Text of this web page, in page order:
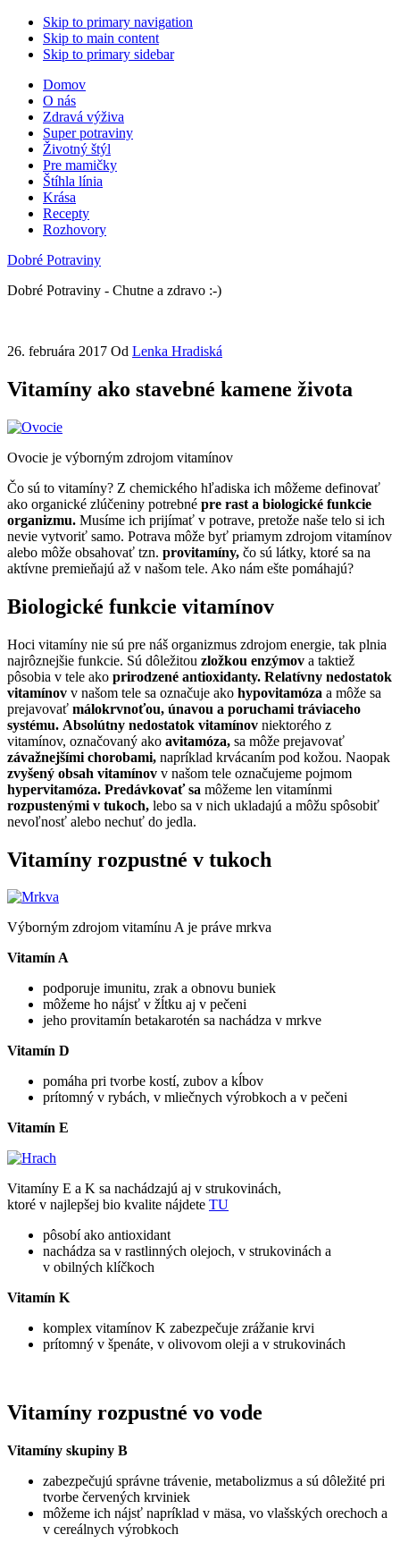
Skip to primary navigation
Skip to main content
Skip to primary sidebar
Domov
O nás
Zdravá výživa
Super potraviny
Životný štýl
Pre mamičky
Štíhla línia
Krása
Recepty
Rozhovory
Dobré Potraviny
Dobré Potraviny - Chutne a zdravo :-)
26. februára 2017 Od Lenka Hradiská
Vitamíny ako stavebné kamene života
Ovocie je výborným zdrojom vitamínov
Čo sú to vitamíny? Z chemického hľadiska ich môžeme definovať
ako organické zlúčeniny potrebné pre rast a biologické funkcie
organizmu. Musíme ich prijímať v potrave, pretože naše telo si ich
nevie vytvoriť samo. Potrava môže byť priamym zdrojom vitamínov
alebo môže obsahovať tzn. provitamíny, čo sú látky, ktoré sa na
aktívne premieňajú až v našom tele. Ako nám ešte pomáhajú?
Biologické funkcie vitamínov
Hoci vitamíny nie sú pre náš organizmus zdrojom energie, tak plnia
najrôznejšie funkcie. Sú dôležitou zložkou enzýmov a taktiež
pôsobia v tele ako prirodzené antioxidanty. Relatívny nedostatok
vitamínov v našom tele sa označuje ako hypovitamóza a môže sa
prejavovať málokrvnoťou, únavou a poruchami tráviaceho
systému. Absolútny nedostatok vitamínov niektorého z
vitamínov, označovaný ako avitamóza, sa môže prejavovať
závažnejšími chorobami, napríklad krvácaním pod kožou. Naopak
zvyšený obsah vitamínov v našom tele označujeme pojmom
hypervitamóza. Predávkovať sa môžeme len vitamínmi
rozpustenými v tukoch, lebo sa v nich ukladajú a môžu spôsobiť
nevoľnosť alebo nechuť do jedla.
Vitamíny rozpustné v tukoch
Výborným zdrojom vitamínu A je práve mrkva
Vitamín A
podporuje imunitu, zrak a obnovu buniek
môžeme ho nájsť v žĺtku aj v pečeni
jeho provitamín betakarotén sa nachádza v mrkve
Vitamín D
pomáha pri tvorbe kostí, zubov a kĺbov
prítomný v rybách, v mliečnych výrobkoch a v pečeni
Vitamín E
Vitamíny E a K sa nachádzajú aj v strukovinách,
ktoré v najlepšej bio kvalite nájdete TU
pôsobí ako antioxidant
nachádza sa v rastlinných olejoch, v strukovinách a
v obilných klíčkoch
Vitamín K
komplex vitamínov K zabezpečuje zrážanie krvi
prítomný v špenáte, v olivovom oleji a v strukovinách
Vitamíny rozpustné vo vode
Vitamíny skupiny B
zabezpečujú správne trávenie, metabolizmus a sú dôležité pri
tvorbe červených krviniek
môžeme ich nájsť napríklad v mäsa, vo vlašských orechoch a
v cereálnych výrobkoch